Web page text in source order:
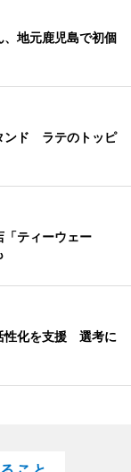
地元鹿児島で初個
ンド ラテのトッピ
「ティーウェー
性化を支援 選考に